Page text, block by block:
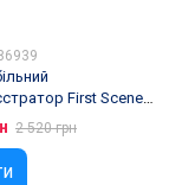
First Scene
2 520 грн